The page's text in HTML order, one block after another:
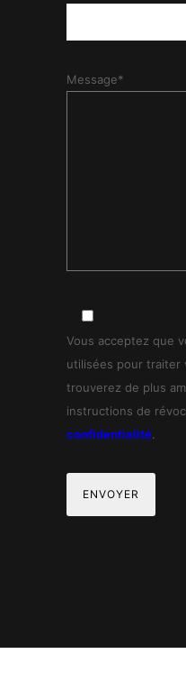
Message*
Vous acceptez que
utilisées pour traiter
trouverez de plus
instructions de
confidentialité.